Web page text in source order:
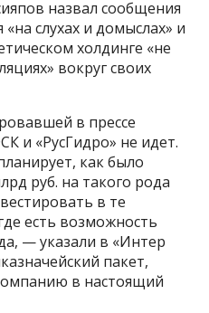
назвал сообщения
слухах и домыслах» и
холдинге «не
вокруг своих
в прессе
и «РусГидро» не идет.
как было
руб. на такого рода
в те
есть возможность
— указали в «Интер
пакет,
в настоящий